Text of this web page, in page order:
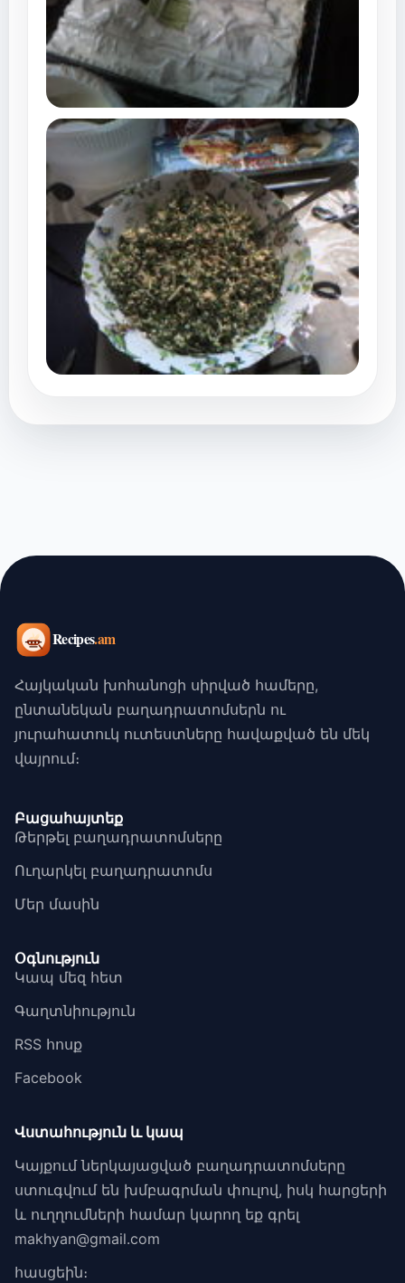
Հայկական խոհանոցի սիրված համերը,
ընտանեկան բաղադրատոմսերն ու
յուրահատուկ ուտեստները հավաքված են մեկ
վայրում։
Բացահայտեք
Թերթել բաղադրատոմսերը
Ուղարկել բաղադրատոմս
Մեր մասին
Օգնություն
Կապ մեզ հետ
Գաղտնիություն
RSS հոսք
Facebook
Վստահություն և կապ
Կայքում ներկայացված բաղադրատոմսերը
ստուգվում են խմբագրման փուլով, իսկ հարցերի
և ուղղումների համար կարող եք գրել
makhyan@gmail.com
հասցեին։